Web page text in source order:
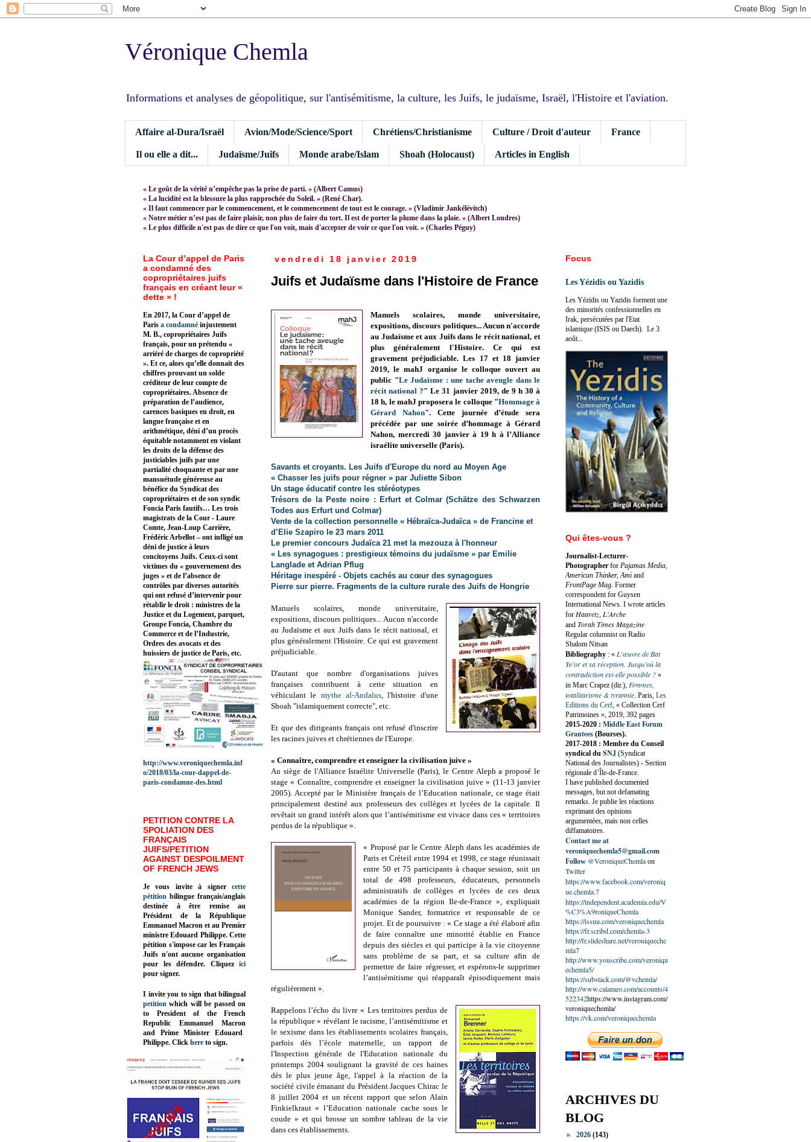
Véronique Chemla
Informations et analyses de géopolitique, sur l'antisémitisme, la culture, les Juifs, le judaïsme, Israël, l'Histoire et l'aviation.
Affaire al-Dura/Israël Avion/Mode/Science/Sport Chrétiens/Christianisme Culture / Droit d'auteur France
Il ou elle a dit... Judaïsme/Juifs Monde arabe/Islam Shoah (Holocaust) Articles in English
« Le goût de la vérité n’empêche pas la prise de parti. » (Albert Camus)
« La lucidité est la blessure la plus rapprochée du Soleil. » (René Char).
« Il faut commencer par le commencement, et le commencement de tout est le courage. » (Vladimir Jankélévitch)
« Notre métier n’est pas de faire plaisir, non plus de faire du tort. Il est de porter la plume dans la plaie. » (Albert Londres)
« Le plus difficile n'est pas de dire ce que l'on voit, mais d'accepter de voir ce que l'on voit. » (Charles Péguy)
vendredi 18 janvier 2019
Juifs et Judaïsme dans l'Histoire de France
Manuels scolaires, monde universitaire,
expositions, discours politiques... Aucun n'accorde
au Judaïsme et aux Juifs dans le récit national, et
plus généralement l'Histoire. Ce qui est
gravement préjudiciable. Les 17 et 18 janvier
2019, le mahJ organise le colloque ouvert au
public "Le Judaïsme : une tache aveugle dans le
récit national ?"Le 31 janvier 2019, de 9 h 30 à
18 h, le mahJ proposera le colloque "Hommage à
Gérard Nahon".Cette journée d’étude sera
précédée par une soirée d’hommage à Gérard
Nahon, mercredi 30 janvier à 19 h à l’Alliance
israélite universelle (Paris).
Savants et croyants. Les Juifs d'Europe du nord au Moyen Age
« Chasser les juifs pour régner » par Juliette Sibon
Un stage éducatif contre les stéréotypes
Trésors de la Peste noire : Erfurt et Colmar (Schätze des Schwarzen
Todes aus Erfurt und Colmar)
Vente de la collection personnelle « Hébraïca-Judaïca » de Francine et
d’Elie Szapiro le 23 mars 2011
Le premier concours Judaïca 21 met la mezouza à l'honneur
« Les synagogues : prestigieux témoins du judaïsme » par Emilie
Langlade et Adrian Pflug
Héritage inespéré - Objets cachés au cœur des synagogues
Pierre sur pierre. Fragments de la culture rurale des Juifs de Hongrie
Manuels scolaires, monde universitaire,
expositions, discours politiques... Aucun n'accorde
au Judaïsme et aux Juifs dans le récit national, et
plus généralement l'Histoire. Ce qui est gravement
préjudiciable.
D'autant que nombre d'organisations juives
françaises contribuent à cette situation en
véhiculant le mythe al-Andalus, l'histoire d'une
Shoah "islamiquement correcte", etc.
Et que des dirigeants français ont refusé d'inscrire
les racines juives et chrétiennes de l'Europe.
« Connaître, comprendre et enseigner la civilisation juive »
Au siège de l'Alliance Israélite Universelle (Paris), le Centre Aleph a proposé le
stage « Connaître, comprendre et enseigner la civilisation juive » (11-13 janvier
2005). Accepté par le Ministère français de l’Education nationale, ce stage était
principalement destiné aux professeurs des collèges et lycées de la capitale. Il
revêtait un grand intérêt alors que l’antisémitisme est vivace dans ces « territoires
perdus de la république ».
« Proposé par le Centre Aleph dans les académies de
Paris et Créteil entre 1994 et 1998, ce stage réunissait
entre 50 et 75 participants à chaque session, soit un
total de 498 professeurs, éducateurs, personnels
administratifs de collèges et lycées de ces deux
académies de la région Ile-de-France », expliquait
Monique Sander, formatrice et responsable de ce
projet. Et de poursuivre : « Ce stage a été élaboré afin
de faire connaître une minorité établie en France
depuis des siècles et qui participe à la vie citoyenne
sans problème de sa part, et sa culture afin de
permettre de faire régresser, et espérons-le supprimer
l’antisémitisme qui réapparaît épisodiquement mais
régulièrement ».
Rappelons l’écho du livre « Les territoires perdus de
la république » révélant le racisme, l’antisémitisme et
le sexisme dans les établissements scolaires français,
parfois dès l’école maternelle, un rapport de
l'Inspection générale de l'Education nationale du
printemps 2004 soulignant la gravité de ces haines
dès le plus jeune âge, l'appel à la réaction de la
société civile émanant du Président Jacques Chirac le
8 juillet 2004 et un récent rapport que selon Alain
Finkielkraut « l’Education nationale cache sous le
coude » et qui brosse un sombre tableau de la vie
dans ces établissements.
La Cour d’appel de Paris
a condamné des
copropriétaires juifs
français en créant leur «
dette » !
En 2017, la Cour d’appel de
Paris a condamné injustement
M. B., copropriétaires Juifs
français, pour un prétendu «
arriéré de charges de copropriété
». Et ce, alors qu’elle donnait des
chiffres prouvant un solde
créditeur de leur compte de
copropriétaires. Absence de
préparation de l’audience,
carences basiques en droit, en
langue française et en
arithmétique, déni d’un procès
équitable notamment en violant
les droits de la défense des
justiciables juifs par une
partialité choquante et par une
mansuétude généreuse au
bénéfice du Syndicat des
copropriétaires et de son syndic
Foncia Paris fautifs… Les trois
magistrats de la Cour - Laure
Comte, Jean-Loup Carrière,
Frédéric Arbellot – ont infligé un
déni de justice à leurs
concitoyens Juifs. Ceux-ci sont
victimes du « gouvernement des
juges » et de l’absence de
contrôles par diverses autorités
qui ont refusé d’intervenir pour
rétablir le droit : ministres de la
Justice et du Logement, parquet,
Groupe Foncia, Chambre du
Commerce et de l’Industrie,
Ordres des avocats et des
huissiers de justice de Paris, etc.
http://www.veroniquechemla.inf
o/2018/03/la-cour-dappel-de-
paris-condamne-des.html
PETITION CONTRE LA
SPOLIATION DES
FRANÇAIS
JUIFS/PETITION
AGAINST DESPOILMENT
OF FRENCH JEWS
Je vous invite à signer cette
pétition bilingue français/anglais
destinée à être remise au
Président de la République
Emmanuel Macron et au Premier
ministre Edouard Philippe. Cette
pétition s'impose car les Français
Juifs n'ont aucune organisation
pour les défendre. Cliquez
ici
pour signer.
I invite you to sign that bilingual
petition which will be passed on
to President of the French
Republic Emmanuel Macron
and Prime Minister Edouard
Philippe. Click here to sign.
Focus
Les Yézidis ou Yazidis
Les Yézidis ou Yazidis forment une
des minorités confessionnelles en
Irak, persécutées par l'Etat
islamique (ISIS ou Daech). Le 3
août...
Qui êtes-vous ?
Journalist-Lecturer-
Photographer for Pajamas Media,
American Thinker, Ami and
FrontPage Mag. Former
correspondent for Guysen
International News. I wrote articles
for Haaretz, L'Arche
and Torah Times Magazine
Regular columnist on Radio
Shalom Nitsan
Bibliography : « L’œuvre de Bat
Ye’or et sa réception. Jusqu’où la
contradiction est-elle possible ? »
in Marc Crapez (dir.), Femmes,
totalitarisme & tyrannie. Paris, Les
Editions du Cerf, « Collection Cerf
Patrimoines », 2019, 392 pages
2015-2020 : Middle East Forum
Grantees (Bourses).
2017-2018 : Membre du Conseil
syndical du SNJ (Syndicat
National des Journalistes) - Section
régionale d’Île-de-France.
I have published documented
messages, but not defamating
remarks. Je publie les réactions
exprimant des opinions
argumentées, mais non celles
diffamatoires.
Contact me at
veroniquechemla5@gmail.com
Follow @VeroniqueChemlaon
Twitter
https://www.facebook.com/veroniq
ue.chemla.7
https://independent.academia.edu/V
%C3%A9roniqueChemla
https://issuu.com/veroniquechemla
https://fr.scribd.com/chemla-3
http://fr.slideshare.net/veroniqueche
mla7
http://www.youscribe.com/veroniqu
echemla5/
https://substack.com/@vchemla/
http://www.calameo.com/accounts/4
522342https://www.instagram.com/
veroniquechemla/
https://vk.com/veroniquechemla
ARCHIVES DU
BLOG
► 2026 (143)